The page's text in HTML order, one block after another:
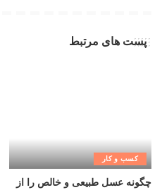
پست های مرتبط
کسب و کار
چگونه عسل طبیعی و خالص را از